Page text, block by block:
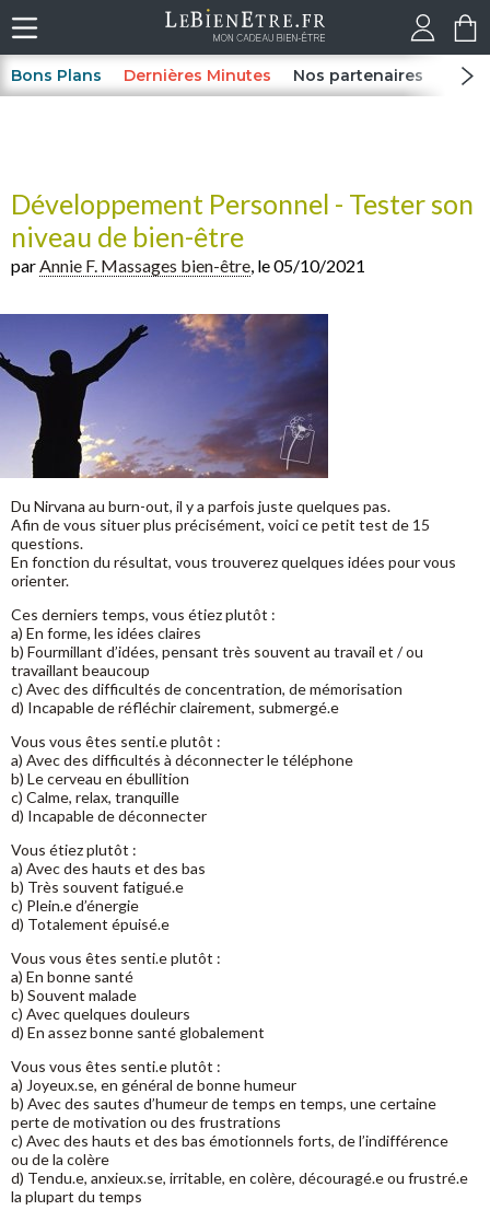
Bons Plans Dernières Minutes Nos partenaires Spas
Développement Personnel - Tester son
niveau de bien-être
parAnnie F. Massages bien-être, le 05/10/2021
Du Nirvana au burn-out, il y a parfois juste quelques pas.
Afin de vous situer plus précisément, voici ce petit test de 15
questions.
En fonction du résultat, vous trouverez quelques idées pour vous
orienter.
Ces derniers temps, vous étiez plutôt :
a) En forme, les idées claires
b) Fourmillant d’idées, pensant très souvent au travail et / ou
travaillant beaucoup
c) Avec des difficultés de concentration, de mémorisation
d) Incapable de réfléchir clairement, submergé.e
Vous vous êtes senti.e plutôt :
a) Avec des difficultés à déconnecter le téléphone
b) Le cerveau en ébullition
c) Calme, relax, tranquille
d) Incapable de déconnecter
Vous étiez plutôt :
a) Avec des hauts et des bas
b) Très souvent fatigué.e
c) Plein.e d’énergie
d) Totalement épuisé.e
Vous vous êtes senti.e plutôt :
a) En bonne santé
b) Souvent malade
c) Avec quelques douleurs
d) En assez bonne santé globalement
Vous vous êtes senti.e plutôt :
a) Joyeux.se, en général de bonne humeur
b) Avec des sautes d’humeur de temps en temps, une certaine
perte de motivation ou des frustrations
c) Avec des hauts et des bas émotionnels forts, de l’indifférence
ou de la colère
d) Tendu.e, anxieux.se, irritable, en colère, découragé.e ou frustré.e
la plupart du temps